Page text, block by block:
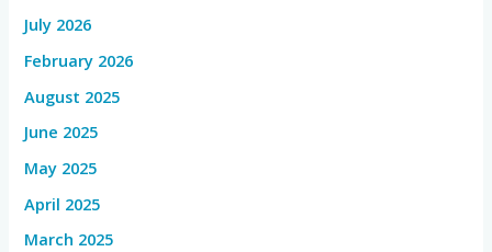
July 2026
February 2026
August 2025
June 2025
May 2025
April 2025
March 2025